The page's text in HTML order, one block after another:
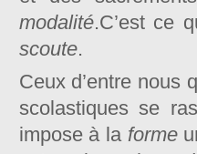
modalité.C’est ce
scoute.
Ceux d’entre nous
scolastiques se
impose à la forme